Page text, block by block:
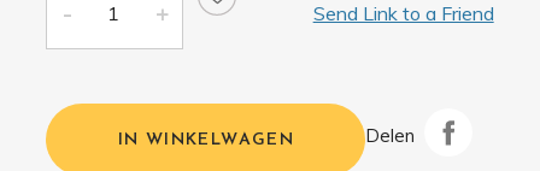
Send Link to a Friend
IN WINKELWAGEN Delen